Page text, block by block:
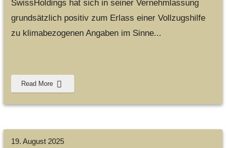
SwissHoldings hat sich in seiner Vernehmlassung
grundsätzlich positiv zum Erlass einer Vollzugshilfe
zu klimabezogenen Angaben im Sinne...
Read More
19. August 2025